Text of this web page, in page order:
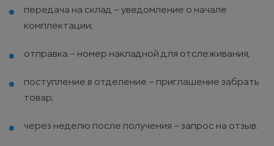
передача на склад – уведомление о начале
комплектации;
отправка – номер накладной для отслеживания;
поступление в отделение – приглашение забрать
товар;
через неделю после получения – запрос на отзыв.